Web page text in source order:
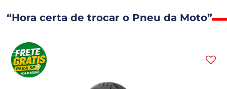
“Hora certa de trocar o Pneu da Moto”